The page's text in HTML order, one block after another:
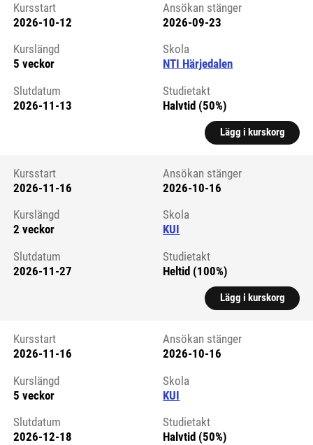
Kursstart 6289831
Kursstart
2026-10-12
Ansökan stänger
2026-09-23
Kurslängd
5 veckor
Skola
NTI Härjedalen
Slutdatum
2026-11-13
Studietakt
Halvtid (50%)
Lägg i kurskorg
Kursstart 6264723
Kursstart
2026-11-16
Ansökan stänger
2026-10-16
Kurslängd
2 veckor
Skola
KUI
Slutdatum
2026-11-27
Studietakt
Heltid (100%)
Lägg i kurskorg
Kursstart 6059678
Kursstart
2026-11-16
Ansökan stänger
2026-10-16
Kurslängd
5 veckor
Skola
KUI
Slutdatum
2026-12-18
Studietakt
Halvtid (50%)